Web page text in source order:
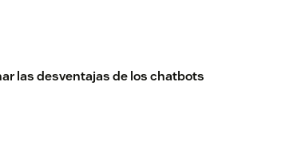
las desventajas de los chatbots